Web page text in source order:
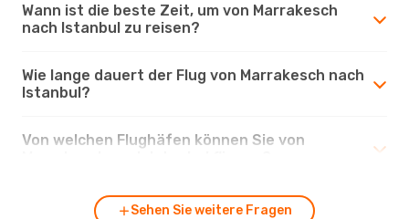
Wann ist die beste Zeit, um von Marrakesch
nach Istanbul zu reisen?
Wie lange dauert der Flug von Marrakesch nach
Istanbul?
Von welchen Flughäfen können Sie von
Sehen Sie weitere Fragen